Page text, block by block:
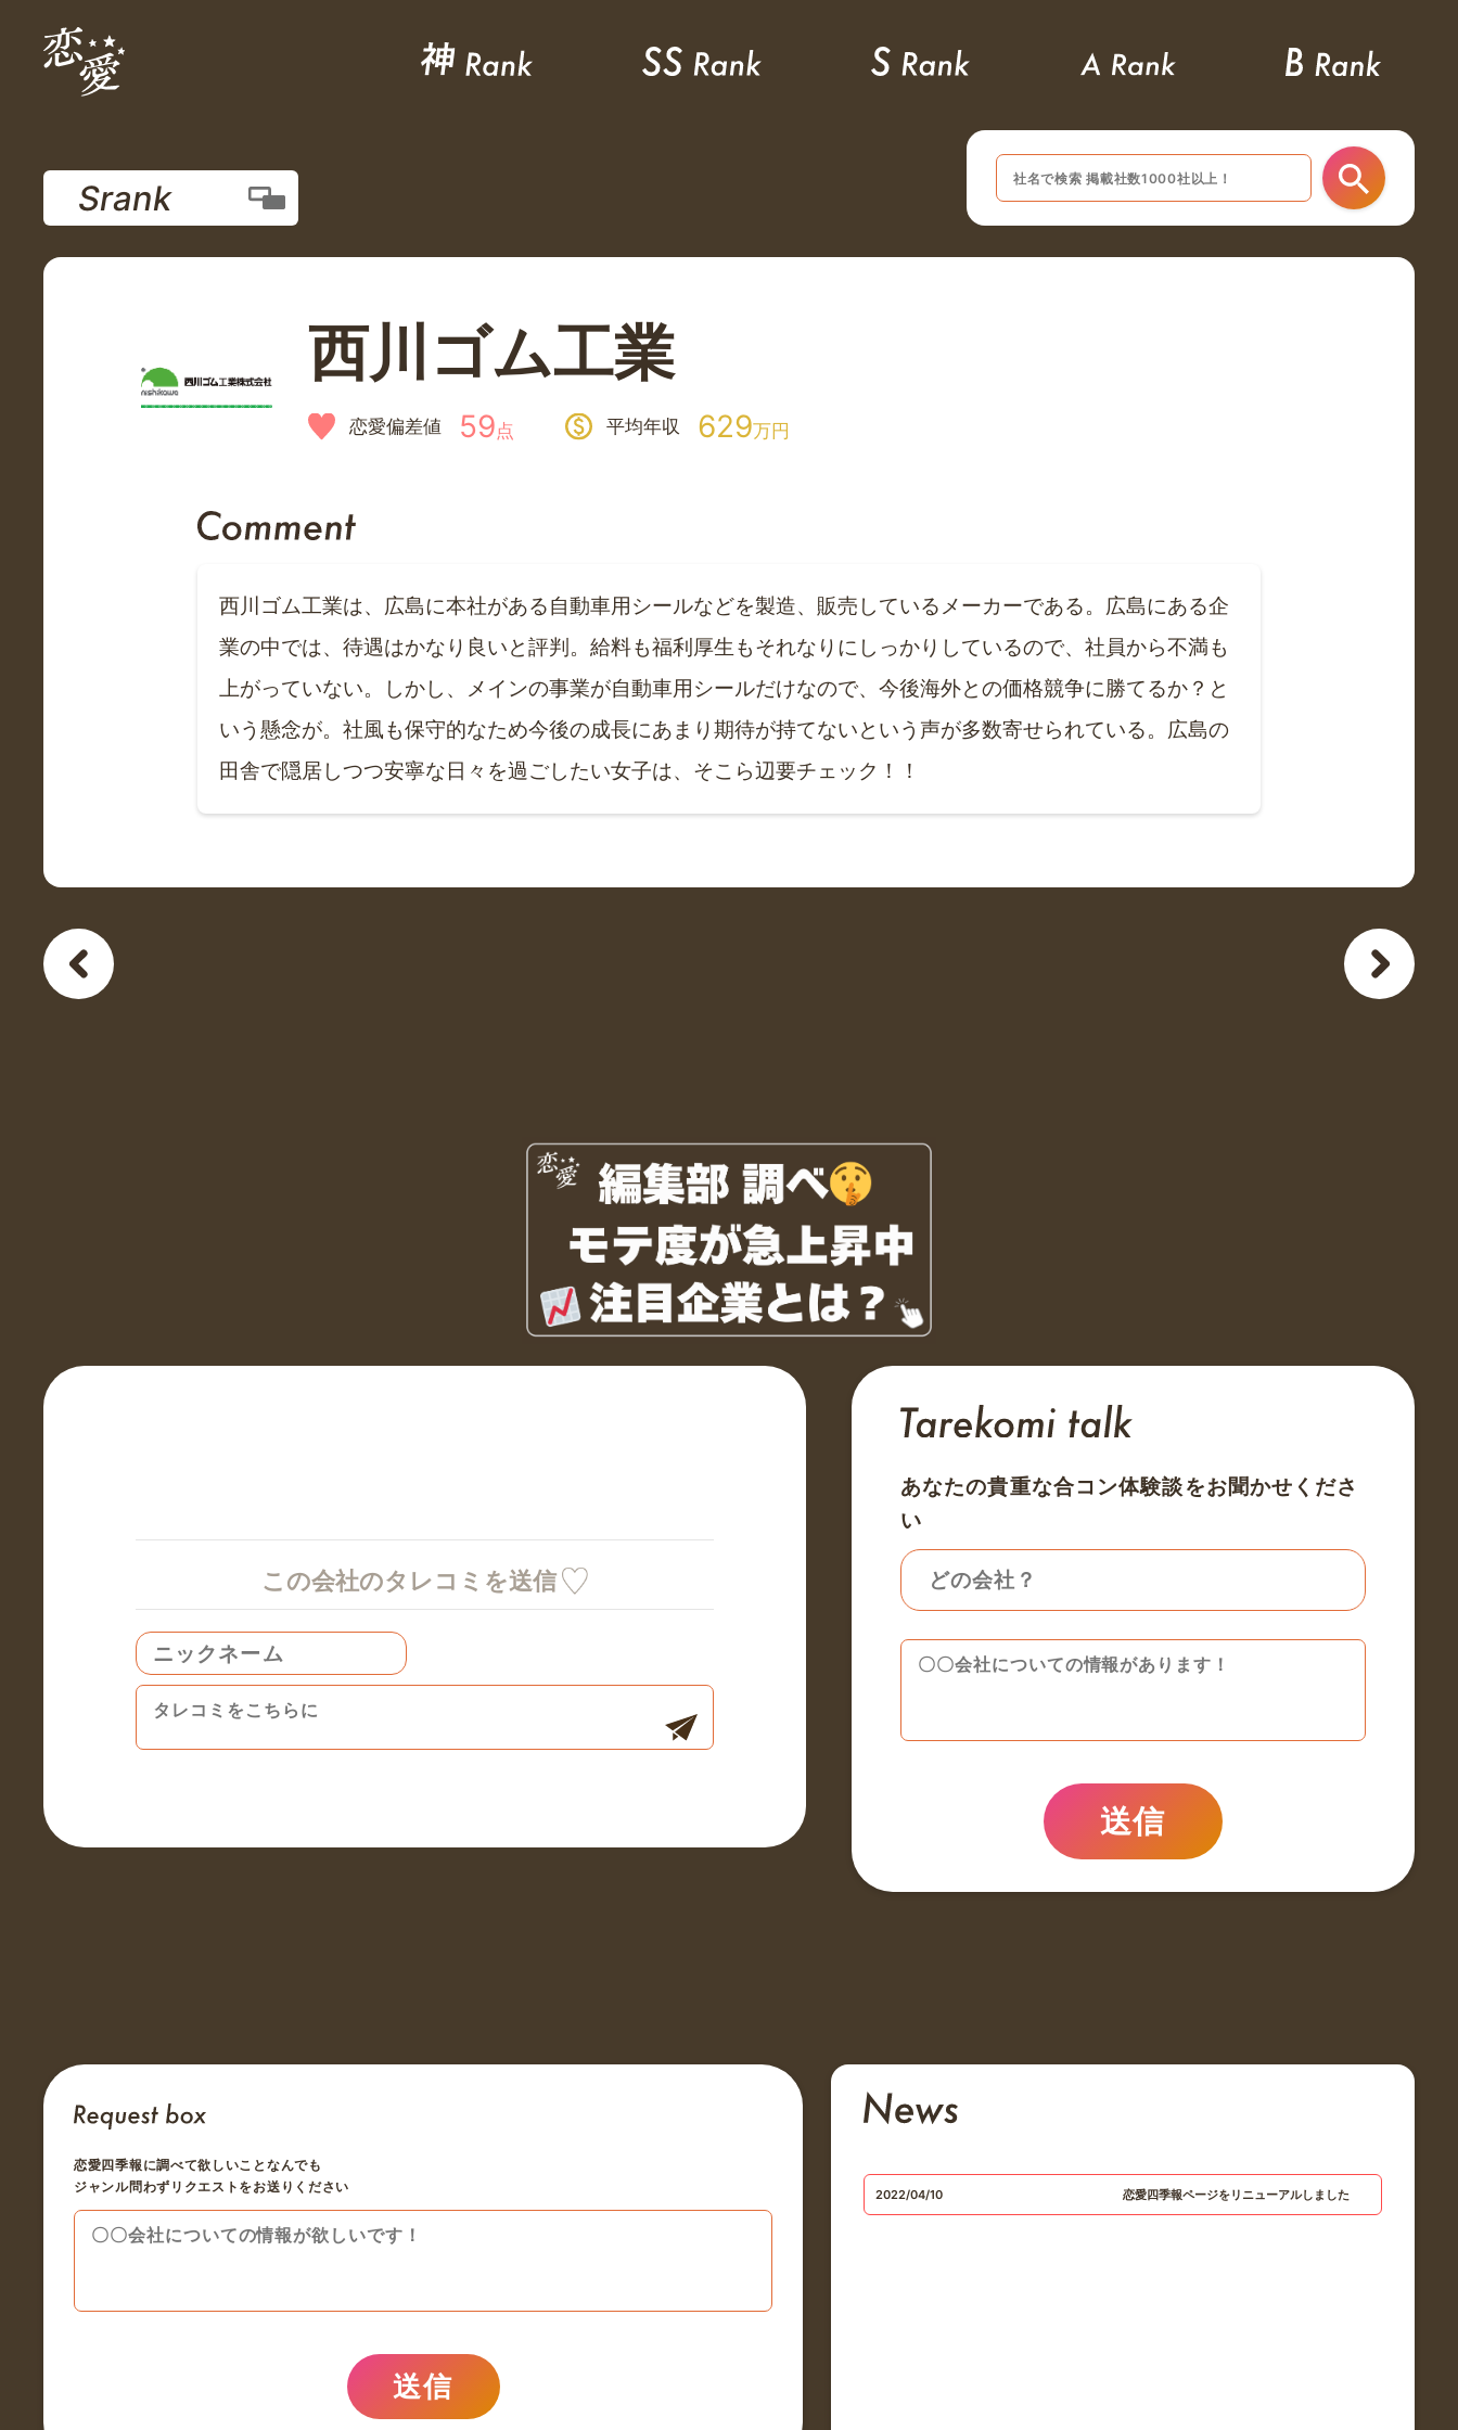
西川ゴム工業
恋愛偏差値 59点 平均年収 629万円
Srank
西川ゴム工業は、広島に本社がある自動車用シールなどを製造、販売しているメーカーである。広島にある企
業の中では、待遇はかなり良いと評判。給料も福利厚生もそれなりにしっかりしているので、社員から不満も
上がっていない。しかし、メインの事業が自動車用シールだけなので、今後海外との価格競争に勝てるか？と
いう懸念が。社風も保守的なため今後の成長にあまり期待が持てないという声が多数寄せられている。広島の
田舎で隠居しつつ安寧な日々を過ごしたい女子は、そこら辺要チェック！！
この会社のタレコミを送信
あなたの貴重な合コン体験談をお聞かせくださ
い
送信
恋愛四季報に調べて欲しいことなんでも
ジャンル問わずリクエストをお送りください
送信
2022/04/10 恋愛四季報ページをリニューアルしました